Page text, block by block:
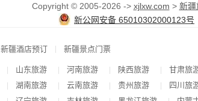
Copyright © 2005-2026 -> xjlxw.com > 新疆
新公网安备 65010302000123号
新疆酒店预订 | 新疆景点门票
| 山东旅游 | 河南旅游 | 陕西旅游 | 甘肃旅
| 湖南旅游 | 云南旅游 | 贵州旅游 | 四川旅